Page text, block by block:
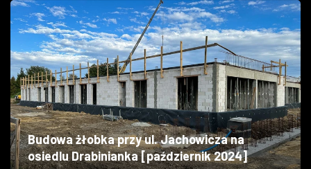
Budowa żłobka przy ul. Jachowicza na
osiedlu Drabinianka [październik 2024]